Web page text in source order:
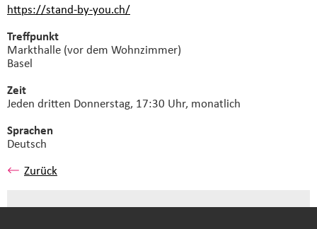
https://stand-by-you.ch/
Treffpunkt
Markthalle (vor dem Wohnzimmer)
Basel
Zeit
Jeden dritten Donnerstag, 17:30 Uhr, monatlich
Sprachen
Deutsch
Zurück